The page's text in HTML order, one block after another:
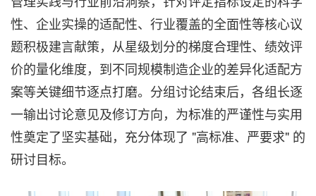
性、企业实操的适配性、行业覆盖的全面性等核心议
题积极建言献策，从星级划分的梯度合理性、绩效评
价的量化维度，到不同规模制造企业的差异化适配方
案等关键细节逐点打磨。分组讨论结束后，各组长逐
一输出讨论意见及修订方向，为标准的严谨性与实用
性奠定了坚实基础，充分体现了 "高标准、严要求" 的
研讨目标。